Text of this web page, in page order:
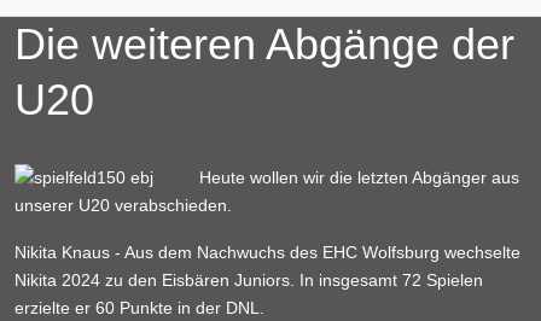
Die weiteren Abgänge der
U20
Heute wollen wir die letzten Abgänger aus
unserer U20 verabschieden.
Nikita Knaus - Aus dem Nachwuchs des EHC Wolfsburg wechselte
Nikita 2024 zu den Eisbären Juniors. In insgesamt 72 Spielen
erzielte er 60 Punkte in der DNL.